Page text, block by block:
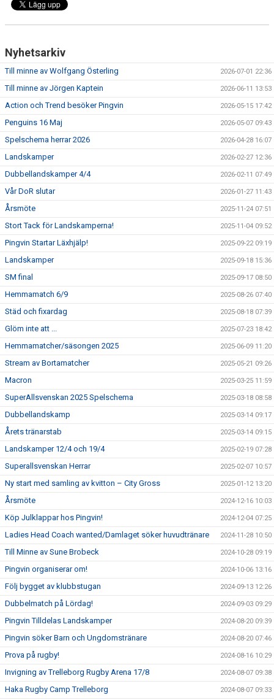
Nyhetsarkiv
Till minne av Wolfgang Österling 2026-07-01 22:36
Till minne av Jörgen Kaptein 2026-06-11 13:53
Action och Trend besöker Pingvin 2026-05-15 17:42
Penguins 16 Maj 2026-05-07 09:43
Spelschema herrar 2026 2026-04-28 16:07
Landskamper 2026-02-27 12:36
Dubbellandskamper 4/4 2026-02-11 07:49
Vår DoR slutar 2026-01-27 11:43
Årsmöte 2025-11-24 07:51
Stort Tack för Landskamperna! 2025-11-04 09:52
Pingvin Startar Läxhjälp! 2025-09-22 09:19
Landskamper 2025-09-18 15:36
SM final 2025-09-17 08:50
Hemmamatch 6/9 2025-08-26 07:40
Städ och fixardag 2025-08-18 07:39
Glöm inte att ... 2025-07-23 18:42
Hemmamatcher/säsongen 2025 2025-06-09 11:20
Stream av Bortamatcher 2025-05-21 09:26
Macron 2025-03-25 11:59
SuperAllsvenskan 2025 Spelschema 2025-03-18 08:58
Dubbellandskamp 2025-03-14 09:17
Årets tränarstab 2025-03-14 09:15
Landskamper 12/4 och 19/4 2025-02-19 07:28
Superallsvenskan Herrar 2025-02-07 10:57
Ny start med samling av kvitton – City Gross 2025-01-12 13:20
Årsmöte 2024-12-16 10:03
Köp Julklappar hos Pingvin! 2024-12-04 07:25
Ladies Head Coach wanted/Damlaget söker huvudtränare 2024-11-28 10:50
Till Minne av Sune Brobeck 2024-10-28 09:19
Pingvin organiserar om! 2024-10-06 13:16
Följ bygget av klubbstugan 2024-09-13 12:26
Dubbelmatch på Lördag! 2024-09-03 09:29
Pingvin Tilldelas Landskamper 2024-08-20 09:39
Pingvin söker Barn och Ungdomstränare 2024-08-20 07:46
Prova på rugby! 2024-08-16 10:29
Invigning av Trelleborg Rugby Arena 17/8 2024-08-07 09:38
Haka Rugby Camp Trelleborg 2024-08-07 09:33